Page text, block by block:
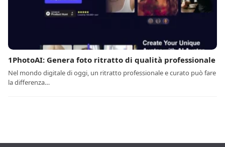
1PhotoAI: Genera foto ritratto di qualità professionale
Nel mondo digitale di oggi, un ritratto professionale e curato può fare
la differenza…